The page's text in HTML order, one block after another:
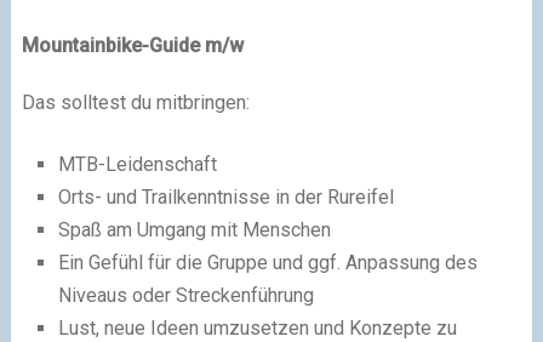
Mountainbike-Guide m/w
Das solltest du mitbringen:
MTB-Leidenschaft
Orts- und Trailkenntnisse in der Rureifel
Spaß am Umgang mit Menschen
Ein Gefühl für die Gruppe und ggf. Anpassung des
Niveaus oder Streckenführung
Lust, neue Ideen umzusetzen und Konzepte zu